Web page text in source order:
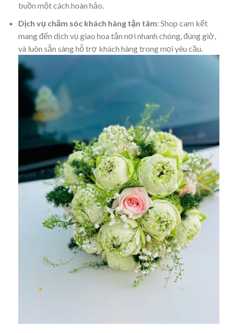
buồn một cách hoàn hảo.
Dịch vụ chăm sóc khách hàng tận tâm: Shop cam kết
mang đến dịch vụ giao hoa tận nơi nhanh chóng, đúng giờ,
và luôn sẵn sàng hỗ trợ khách hàng trong mọi yêu cầu.